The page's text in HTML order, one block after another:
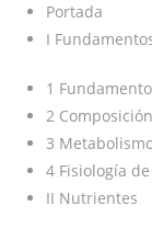
Portada
I
1
2
3
4 Fisiología
II Nutrientes